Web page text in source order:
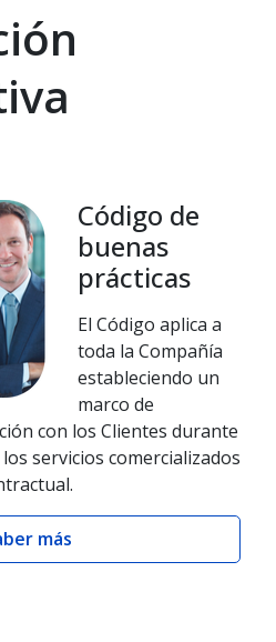
Código de
buenas
prácticas
El Código aplica a
toda la Compañía
estableciendo un
marco de
con los Clientes durante
servicios comercializados
más